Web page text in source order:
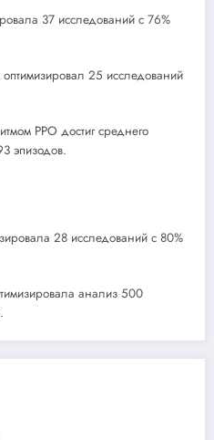
37 исследований с 76%
оптимизировал 25 исследований
PPO достиг среднего
эпизодов.
28 исследований с 80%
анализ 500